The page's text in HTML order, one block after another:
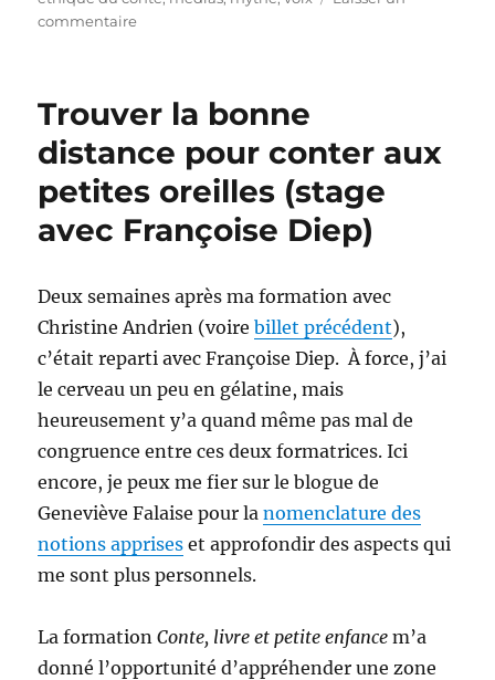
commentairesur
la
Sarah
Polley
pose
de
Trouver la bonne
distance pour conter aux
petites oreilles (stage
avec Françoise Diep)
Deux semaines après ma formation avec
Christine Andrien (voirebillet précédent),
c’était reparti avec Françoise Diep. À force, j’ai
le cerveau un peu en gélatine, mais
heureusement y’a quand même pas mal de
congruence entre ces deux formatrices. Ici
encore, je peux me fier sur le blogue de
Geneviève Falaise pour lanomenclature des
notions apprises et approfondir des aspects qui
me sont plus personnels.
La formationConte, livre et petite enfance m’a
donné l’opportunité d’appréhender une zone